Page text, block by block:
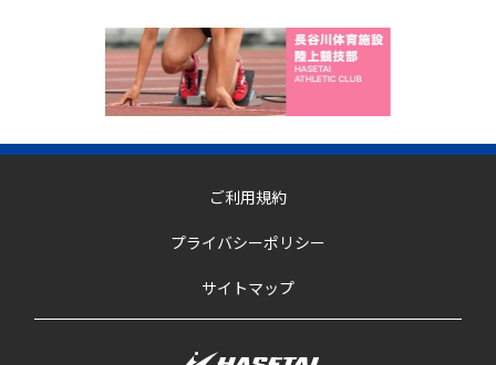
ご利用規約
プライバシーポリシー
サイトマップ